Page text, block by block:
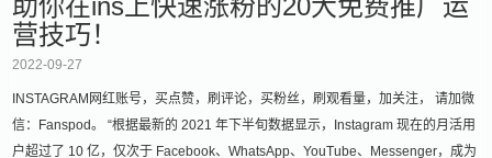
营技巧！
2022-09-27
INSTAGRAM网红账号，买点赞，刷评论，买粉丝，刷观看量，加关注， 请加微
信：Fanspod。 “根据最新的 2021 年下半旬数据显示，Instagram 现在的月活用
户超过了 10 亿，仅次于 Facebook、WhatsApp、YouTube、Messenger，成为